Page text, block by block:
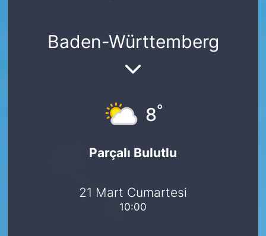
Baden-Württemberg
8°
Parçalı Bulutlu
21 Mart Cumartesi
10:00